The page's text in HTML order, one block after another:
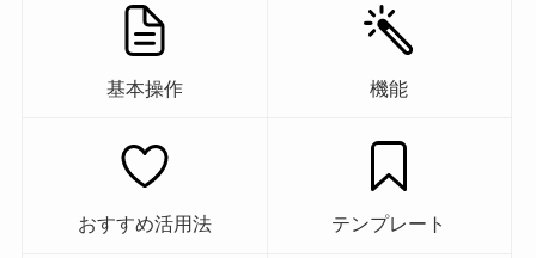
基本操作 機能
おすすめ活用法 テンプレート